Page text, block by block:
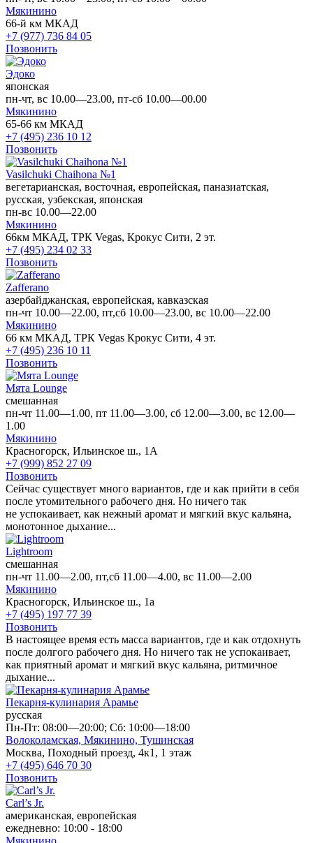
Мякинино
66-й км МКАД
+7 (977) 736 84 05
Позвонить
Эдоко
японская
пн-чт, вс 10.00—23.00, пт-сб 10.00—00.00
Мякинино
65-66 км МКАД
+7 (495) 236 10 12
Позвонить
Vasilchuki Chaihona №1
вегетарианская, восточная, европейская, паназиатская,
русская, узбекская, японская
пн-вс 10.00—22.00
Мякинино
66км МКАД, ТРК Vegas, Крокус Сити, 2 эт.
+7 (495) 234 02 33
Позвонить
Zafferano
азербайджанская, европейская, кавказская
пн-чт 10.00—22.00, пт,сб 10.00—23.00, вс 10.00—22.00
Мякинино
66 км МКАД, ТРК Vegas Крокус Сити, 4 эт.
+7 (495) 236 10 11
Позвонить
Мята Lounge
смешанная
пн-чт 11.00—1.00, пт 11.00—3.00, сб 12.00—3.00, вс 12.00—
1.00
Мякинино
Красногорск, Ильинское ш., 1А
+7 (999) 852 27 09
Позвонить
Сейчас существует много вариантов, где и как прийти в себя
после утомительного рабочего дня. Но ничего так
не успокаивает, как нежный аромат и мягкий вкус кальяна,
монотонное дыхание...
Lightroom
смешанная
пн-чт 11.00—2.00, пт,сб 11.00—4.00, вс 11.00—2.00
Мякинино
Красногорск, Ильинское ш., 1а
+7 (495) 197 77 39
Позвонить
В настоящее время есть масса вариантов, где и как отдохнуть
после долгого рабочего дня. Но ничего так не успокаивает,
как приятный аромат и мягкий вкус кальяна, ритмичное
дыхание...
Пекарня-кулинария Арамье
русская
Пн-Пт: 08:00—20:00; Сб: 10:00—18:00
Волоколамская, Мякинино, Тушинская
Москва, Походный проезд, 4к1, 1 этаж
+7 (495) 646 70 30
Позвонить
Carl’s Jr.
американская, европейская
ежедневно: 10:00 - 18:00
Мякинино